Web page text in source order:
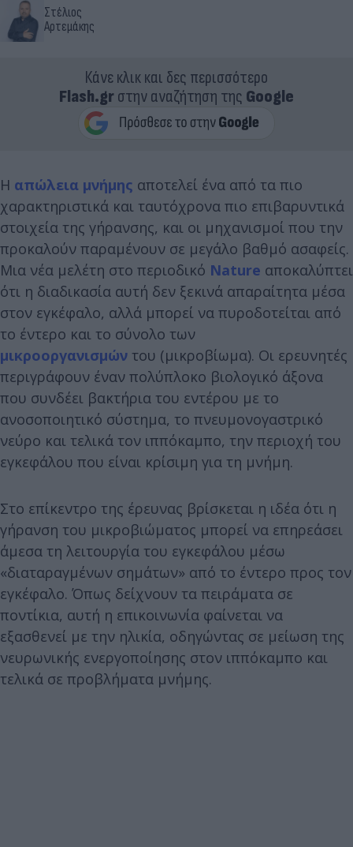
Στέλιος
Αρτεμάκης
Κάνε κλικ και δες περισσότερο
Flash.grστην αναζήτηση της Google
Η απώλεια μνήμης αποτελεί ένα από τα πιο
χαρακτηριστικά και ταυτόχρονα πιο επιβαρυντικά
στοιχεία της γήρανσης, και οι μηχανισμοί που την
προκαλούν παραμένουν σε μεγάλο βαθμό ασαφείς.
Μια νέα μελέτη στο περιοδικό Nature αποκαλύπτει
ότι η διαδικασία αυτή δεν ξεκινά απαραίτητα μέσα
στον εγκέφαλο, αλλά μπορεί να πυροδοτείται από
το έντερο και το σύνολο των
μικροοργανισμών του (μικροβίωμα). Οι ερευνητές
περιγράφουν έναν πολύπλοκο βιολογικό άξονα
που συνδέει βακτήρια του εντέρου με το
ανοσοποιητικό σύστημα, το πνευμονογαστρικό
νεύρο και τελικά τον ιππόκαμπο, την περιοχή του
εγκεφάλου που είναι κρίσιμη για τη μνήμη.
Στο επίκεντρο της έρευνας βρίσκεται η ιδέα ότι η
γήρανση του μικροβιώματος μπορεί να επηρεάσει
άμεσα τη λειτουργία του εγκεφάλου μέσω
«διαταραγμένων σημάτων» από το έντερο προς τον
εγκέφαλο. Όπως δείχνουν τα πειράματα σε
ποντίκια, αυτή η επικοινωνία φαίνεται να
εξασθενεί με την ηλικία, οδηγώντας σε μείωση της
νευρωνικής ενεργοποίησης στον ιππόκαμπο και
τελικά σε προβλήματα μνήμης.